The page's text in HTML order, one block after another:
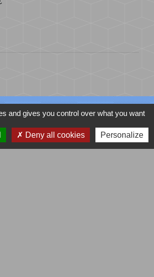
Contacts
d'Oriol-en-Royans
30 rue du Village
and gives you control over what you want
Deny all cookies Personalize